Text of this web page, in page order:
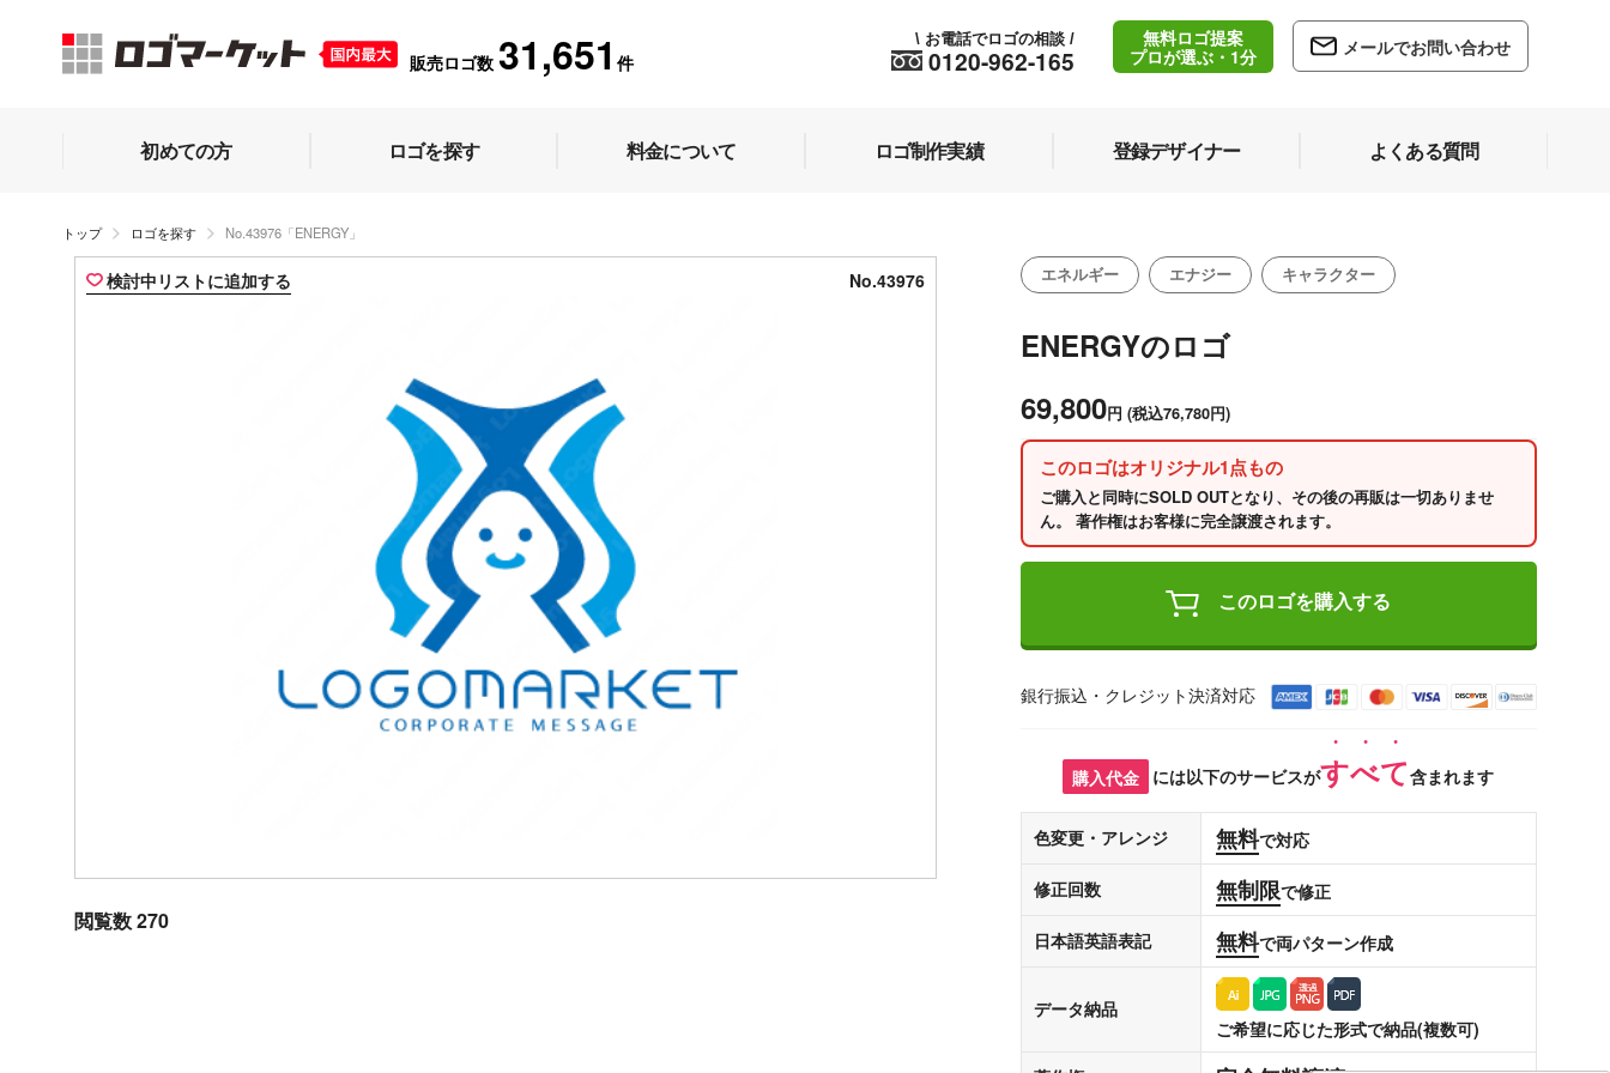
販売ロゴ数 31,651 件 0120-962-165
\ お電話でロゴの相談 /
無料ロゴ提案
プロが選ぶ・1分
メールでお問い合わせ
初めての方 ロゴを探す 料金について ロゴ制作実績 登録デザイナー よくある質問
トップ ロゴを探す No.43976「ENERGY」
検討中リストに追加する No.43976
閲覧数 270
エネルギー エナジー キャラクター
ENERGYのロゴ
69,800円 (税込76,780円)
このロゴはオリジナル1点もの
ご購入と同時にSOLD OUTとなり、その後の再販は一切ありませ
ん。 著作権はお客様に完全譲渡されます。
このロゴを購入する
銀行振込・クレジット決済対応
購入代金 には以下のサービスがすべて含まれます
色変更・アレンジ 無料で対応
修正回数 無制限で修正
日本語英語表記 無料で両パターン作成
データ納品
ご希望に応じた形式で納品(複数可)